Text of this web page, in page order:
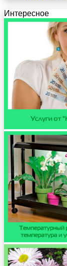
Интересное